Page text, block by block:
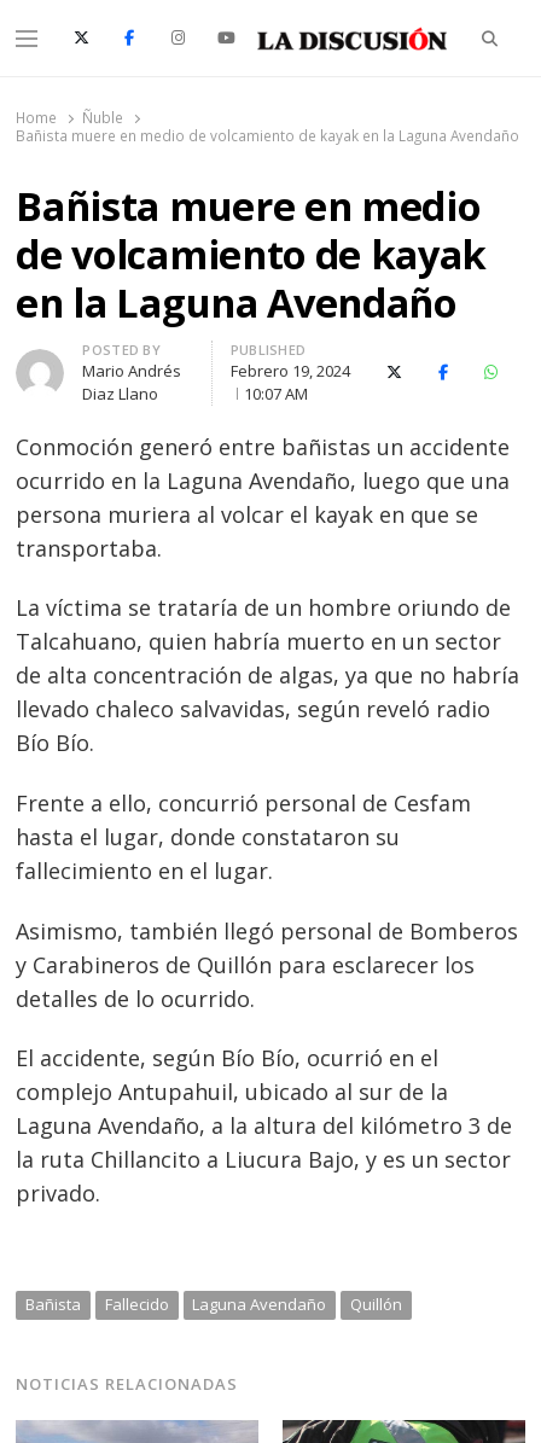
Menu
Home
Ñuble
Bañista muere en medio de volcamiento de kayak en la Laguna Avendaño
Bañista muere en medio
de volcamiento de kayak
en la Laguna Avendaño
Author
POSTED BY
Mario Andrés
Diaz Llano
PUBLISHED
Febrero 19, 2024
10:07 AM
X (Twitter)Facebook
Conmoción generó entre bañistas un accidente
ocurrido en la Laguna Avendaño, luego que una
persona muriera al volcar el kayak en que se
transportaba.
La víctima se trataría de un hombre oriundo de
Talcahuano, quien habría muerto en un sector
de alta concentración de algas, ya que no habría
llevado chaleco salvavidas, según reveló radio
Bío Bío.
Frente a ello, concurrió personal de Cesfam
hasta el lugar, donde constataron su
fallecimiento en el lugar.
Asimismo, también llegó personal de Bomberos
y Carabineros de Quillón para esclarecer los
detalles de lo ocurrido.
El accidente, según Bío Bío, ocurrió en el
complejo Antupahuil, ubicado al sur de la
Laguna Avendaño, a la altura del kilómetro 3 de
la ruta Chillancito a Liucura Bajo, y es un sector
privado.
Bañista Fallecido Laguna Avendaño Quillón
NOTICIAS RELACIONADAS
Navegación
entradas